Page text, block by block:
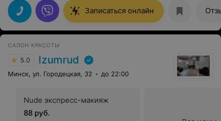
Записаться онлайн
САЛОН КРАСОТЫ
5.0 Izumrud
Минск, ул. Городецкая, 32 до 22:00
Nude экспресс-макияж
88 руб.